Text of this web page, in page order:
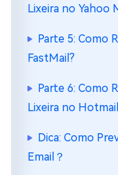
Lixeira no Yahoo
Parte 5: Como
FastMail?
Parte 6: Como
Lixeira no
Dica: Como
Email？